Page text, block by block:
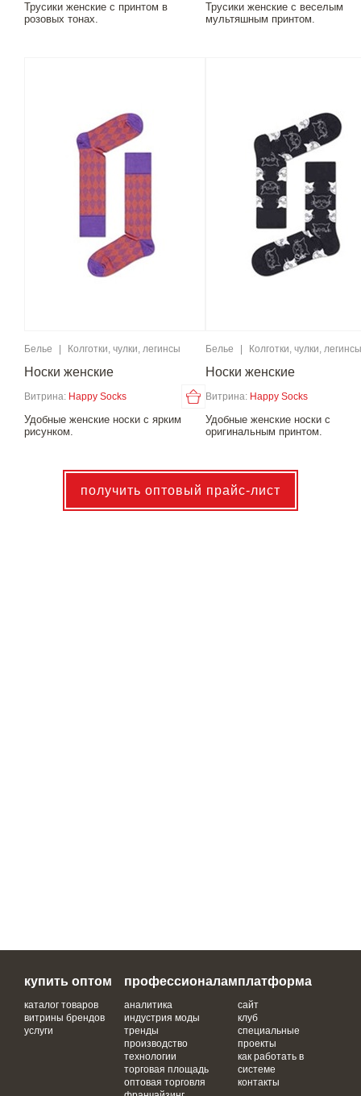
Трусики женские с принтом в
розовых тонах.
Трусики женские с веселым
мультяшным принтом.
Белье Колготки, чулки, легинсы
Носки женские
Витрина: Happy Socks
Удобные женские носки с ярким
рисунком.
Белье Колготки, чулки, легинсы
Носки женские
Витрина: Happy Socks
Удобные женские носки с
оригинальным принтом.
получить оптовый прайс-лист
купить оптом
каталог товаров
витрины брендов
услуги
профессионалам
аналитика
индустрия моды
тренды
производство
технологии
торговая площадь
оптовая торговля
платформа
сайт
клуб
специальные
проекты
как работать в
системе
контакты